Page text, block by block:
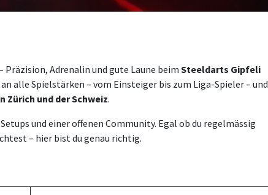
Präzision, Adrenalin und gute Laune beim Steeldarts Gipfeli
alle Spielstärken – vom Einsteiger bis zum Liga-Spieler – und
Zürich und der Schweiz.
und einer offenen Community. Egal ob du regelmässig
– hier bist du genau richtig.